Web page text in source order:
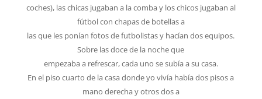
coches), las chicas jugaban a la comba y los chicos jugaban al
fútbol con chapas de botellas a
las que les ponían fotos de futbolistas y hacían dos equipos.
Sobre las doce de la noche que
empezaba a refrescar, cada uno se subía a su casa.
En el piso cuarto de la casa donde yo vivía había dos pisos a
mano derecha y otros dos a